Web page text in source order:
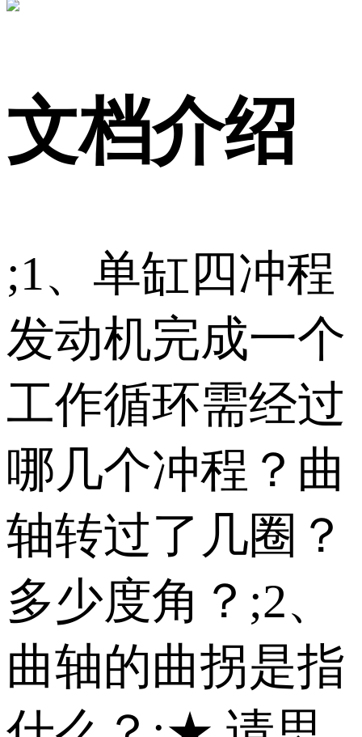
文档介绍
;1、单缸四冲程
发动机完成一个
工作循环需经过
哪几个冲程？曲
轴转过了几圈？
多少度角？;2、
曲轴的曲拐是指